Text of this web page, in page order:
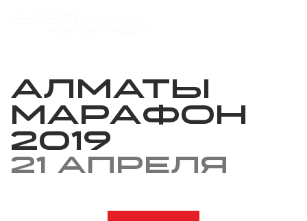
Алматы
марафон
2019
21 апреля